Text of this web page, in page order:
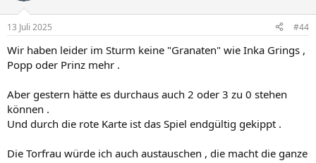
13 Juli 2025 #44
Wir haben leider im Sturm keine "Granaten" wie Inka Grings ,
Popp oder Prinz mehr .
Aber gestern hätte es durchaus auch 2 oder 3 zu 0 stehen
können .
Und durch die rote Karte ist das Spiel endgültig gekippt .
Die Torfrau würde ich auch austauschen , die macht die ganze